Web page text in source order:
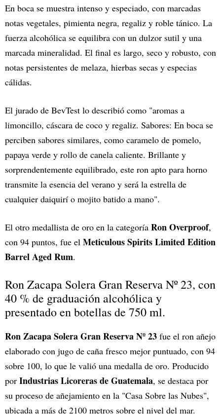
En boca se muestra intenso y especiado, con marcadas
notas vegetales, pimienta negra, regaliz y roble tánico. La
fuerza alcohólica se equilibra con un dulzor sutil y una
marcada mineralidad. El final es largo, seco y robusto, con
notas persistentes de melaza, hierbas secas y especias
cálidas.
El jurado de BevTest lo describió como "aromas a
limoncillo, cáscara de coco y regaliz. Sabores: En boca se
perciben sabores similares, como caramelo de pomelo,
papaya verde y rollo de canela caliente. Brillante y
sorprendentemente equilibrado, este ron apto para horno
transmite la esencia del verano y será la estrella de
cualquier daiquirí o mojito batido a mano".
El otro medallista de oro en la categoría Ron Overproof,
con 94 puntos, fue el Meticulous Spirits Limited Edition
Barrel Aged Rum.
Ron Zacapa Solera Gran Reserva Nº 23, con
40 % de graduación alcohólica y
presentado en botellas de 750 ml.
Ron Zacapa Solera Gran Reserva Nº 23 fue el ron añejo
elaborado con jugo de caña fresco mejor puntuado, con 94
sobre 100, lo que le valió una medalla de oro. Producido
por Industrias Licoreras de Guatemala, se destaca por
su proceso de añejamiento en la "Casa Sobre las Nubes",
ubicada a más de 2100 metros sobre el nivel del mar.